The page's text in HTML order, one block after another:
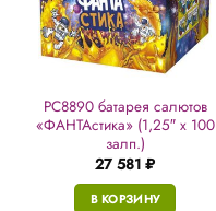
РС8890 батарея салютов
«ФАНТАстика» (1,25″ х 100
залп.)
27 581 ₽
В КОРЗИНУ